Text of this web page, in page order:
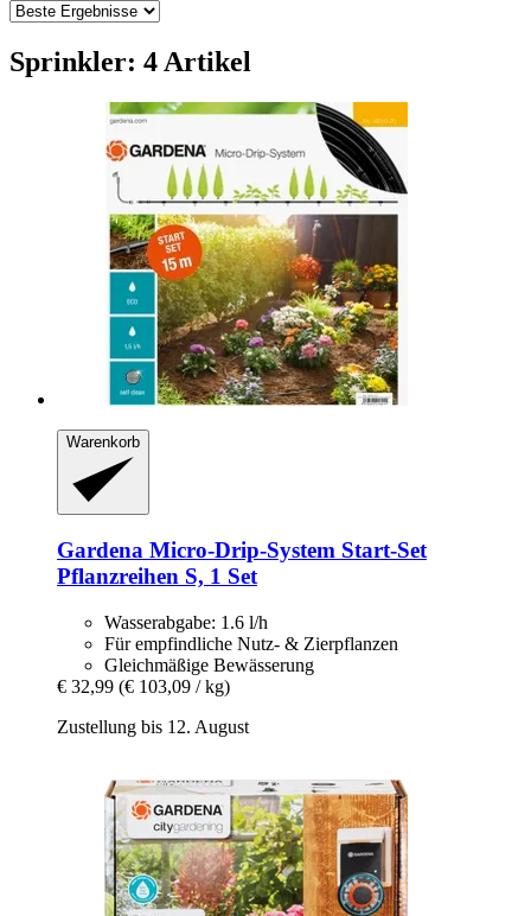
Sprinkler: 4 Artikel
Warenkorb
Gardena Micro-​Drip-​System Start-​Set
Pflanzreihen S, 1 Set
Wasserabgabe: 1.6 l/h
Für empfindliche Nutz- & Zierpflanzen
Gleichmäßige Bewässerung
€ 32,99 (€ 103,09 / kg)
Zustellung bis 12. August